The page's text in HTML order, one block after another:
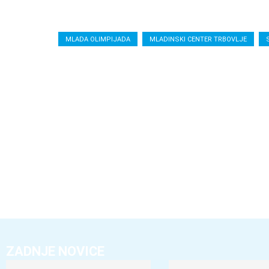
MLADA OLIMPIJADA MLADINSKI CENTER TRBOVLJE
ZADNJE NOVICE